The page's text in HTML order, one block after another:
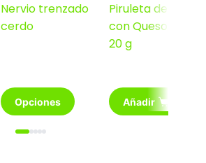
precios:
Nervio trenzado
cerdo
Opciones
Este
producto
múltiples
Piruleta de Pollo
con Queso, 10 cm,
20 g
Añadir